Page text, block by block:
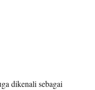
dikenali sebagai